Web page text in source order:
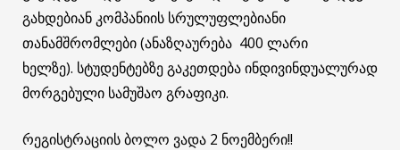
გახდებიან კომპანიის სრულუფლებიანი
თანამშრომლები (ანაზღაურება 400 ლარი
ხელზე). სტუდენტებზე გაკეთდება ინდივინდუალურად
მორგებული სამუშაო გრაფიკი.
რეგისტრაციის ბოლო ვადა 2 ნოემბერი!!